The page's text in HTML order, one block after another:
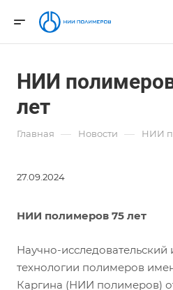
НИИ
лет
Главная — Новости — НИИ
27.09.2024
НИИ полимеров 75 лет
Научно-исследовательский
технологии полимеров
Каргина (НИИ полимеров)